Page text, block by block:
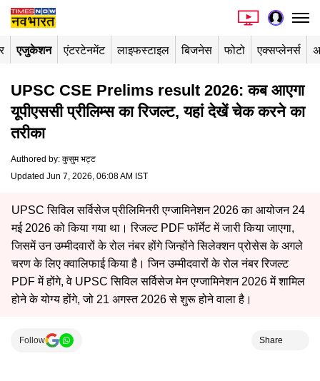
एजुकेशन एंटरटेनमेंट लाइफस्टाइल बिजनेस फोटो एक्सप्लेनर्स
UPSC CSE Prelims result 2026: कब आएगा
यूपीएससी प्रीलिम्स का रिजल्ट, यहां देखें चेक करने का
तरीका
Authored by: कुसुम भट्ट
Updated Jun 7, 2026, 06:08 AM IST
UPSC सिविल सर्विसेज प्रीलिमिनरी एग्जामिनेशन 2026 का आयोजन 24
मई 2026 को किया गया था। रिजल्ट PDF फॉर्मेट में जारी किया जाएगा,
जिसमें उन उम्मीदवारों के रोल नंबर होंगे जिन्होंने सिलेक्शन प्रोसेस के अगले
चरण के लिए क्वालिफाई किया है। जिन उम्मीदवारों के रोल नंबर रिजल्ट
PDF में होंगे, वे UPSC सिविल सर्विसेज मेन एग्जामिनेशन 2026 में शामिल
होने के योग्य होंगे, जो 21 अगस्त 2026 से शुरू होने वाला है।
Follow Share